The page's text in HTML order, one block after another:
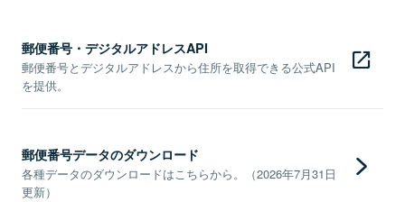
郵便番号・デジタルアドレスAPI
郵便番号とデジタルアドレスから住所を取得できる公式API
を提供。
郵便番号データのダウンロード
各種データのダウンロードはこちらから。（2026年7月31日
更新）